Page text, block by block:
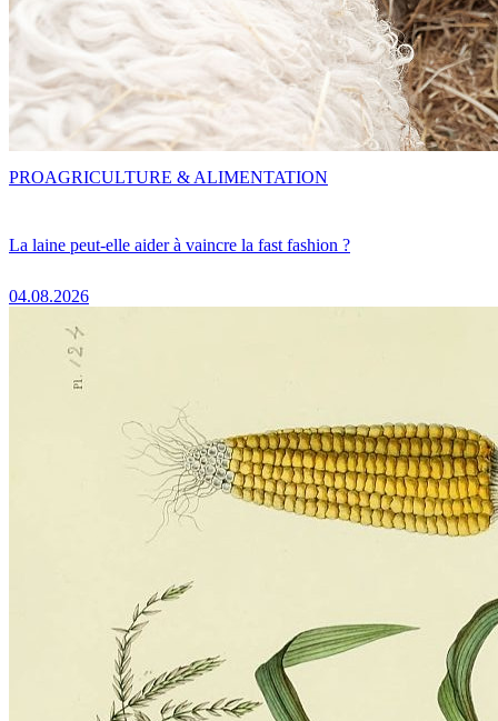
La laine peut-elle aider à vaincre la fast fashion ?
04.08.2026
PROAGRICULTURE & ALIMENTATION